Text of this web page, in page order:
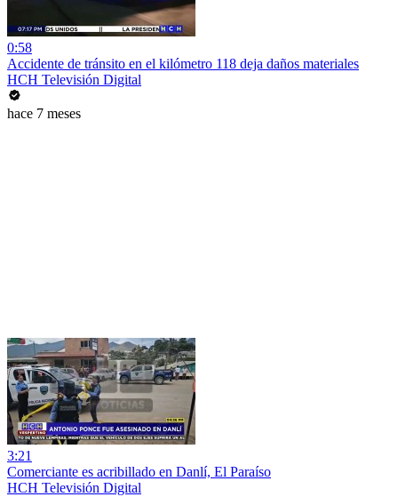
0:58
Accidente de tránsito en el kilómetro 118 deja daños materiales
HCH Televisión Digital
hace 7 meses
3:21
Comerciante es acribillado en Danlí, El Paraíso
HCH Televisión Digital